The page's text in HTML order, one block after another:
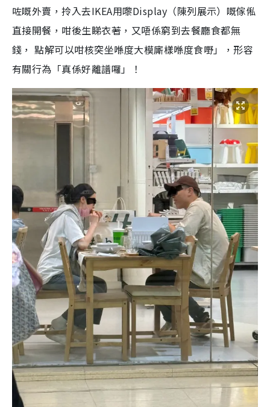
咗嘅外賣，拎入去IKEA用嚟Display（陳列展示）嘅傢俬
直接開餐，咁後生睇衣著，又唔係窮到去餐廳食都無
錢， 點解可以咁核突坐喺度大模廝樣喺度食嘢」，形容
有關行為「真係好離譜囉」！